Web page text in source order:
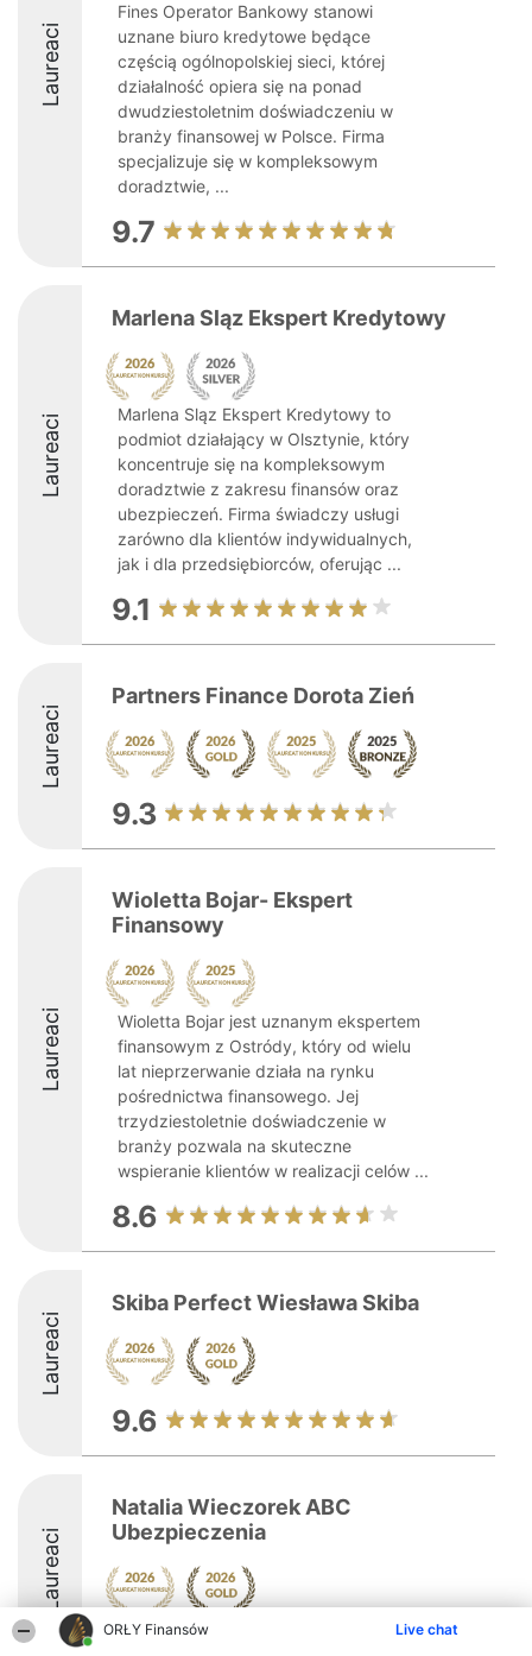
ORŁY Finansów Live chat
Laureaci
Fines Operator Bankowy stanowi
uznane biuro kredytowe będące
częścią ogólnopolskiej sieci, której
działalność opiera się na ponad
dwudziestoletnim doświadczeniu w
branży finansowej w Polsce. Firma
specjalizuje się w kompleksowym
doradztwie, ...
9.7
Laureaci
Marlena Sląz Ekspert Kredytowy
Marlena Sląz Ekspert Kredytowy to
podmiot działający w Olsztynie, który
koncentruje się na kompleksowym
doradztwie z zakresu finansów oraz
ubezpieczeń. Firma świadczy usługi
zarówno dla klientów indywidualnych,
jak i dla przedsiębiorców, oferując ...
9.1
Laureaci
Partners Finance Dorota Zień
9.3
Laureaci
Wioletta Bojar- Ekspert
Finansowy
Wioletta Bojar jest uznanym ekspertem
finansowym z Ostródy, który od wielu
lat nieprzerwanie działa na rynku
pośrednictwa finansowego. Jej
trzydziestoletnie doświadczenie w
branży pozwala na skuteczne
wspieranie klientów w realizacji celów ...
8.6
Laureaci
Skiba Perfect Wiesława Skiba
9.6
Laureaci
Natalia Wieczorek ABC
Ubezpieczenia